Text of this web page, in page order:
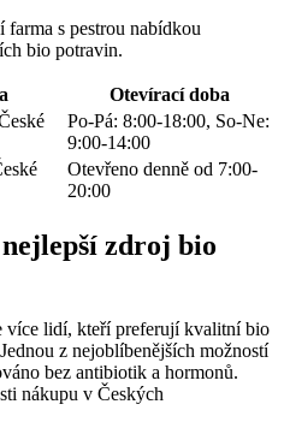
s pestrou ⁣nabídkou
bio potravin.
Otevírací doba
Po-Pá: 8:00-18:00, So-Ne:
9:00-14:00
Otevřeno denně od 7:00-
20:00
⁣zdroj ‍bio
více lidí, kteří preferují kvalitní bio
z nejoblíbenějších možností
bez antibiotik a hormonů.
nákupu v Českých